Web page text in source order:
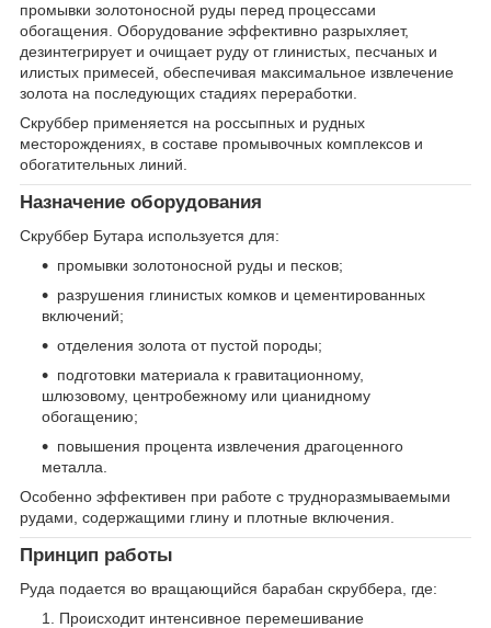
промывки золотоносной руды перед процессами
обогащения. Оборудование эффективно разрыхляет,
дезинтегрирует и очищает руду от глинистых, песчаных и
илистых примесей, обеспечивая максимальное извлечение
золота на последующих стадиях переработки.
Скруббер применяется на россыпных и рудных
месторождениях, в составе промывочных комплексов и
обогатительных линий.
Назначение оборудования
Скруббер Бутара используется для:
промывки золотоносной руды и песков;
разрушения глинистых комков и цементированных
включений;
отделения золота от пустой породы;
подготовки материала к гравитационному,
шлюзовому, центробежному или цианидному
обогащению;
повышения процента извлечения драгоценного
металла.
Особенно эффективен при работе с трудноразмываемыми
рудами, содержащими глину и плотные включения.
Принцип работы
Руда подается во вращающийся барабан скруббера, где:
Происходит интенсивное перемешивание